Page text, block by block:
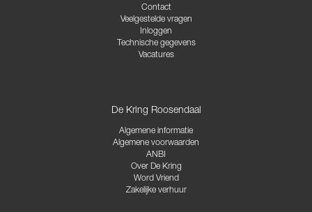
Contact
Veelgestelde vragen
Inloggen
Technische gegevens
Vacatures
De Kring Roosendaal
Algemene informatie
Algemene voorwaarden
ANBI
Over De Kring
Word Vriend
Zakelijke verhuur